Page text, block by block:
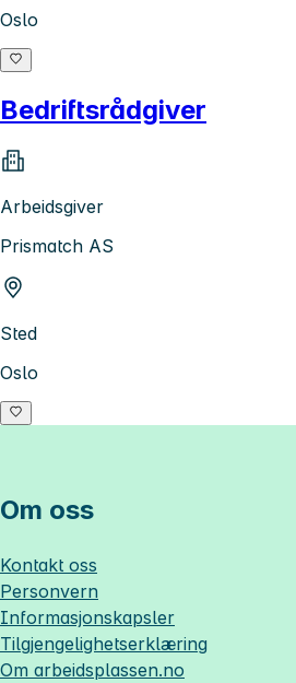
Oslo
Bedriftsrådgiver
Arbeidsgiver
Prismatch AS
Sted
Oslo
Om oss
Kontakt oss
Personvern
Informasjonskapsler
Tilgjengelighetserklæring
Om arbeidsplassen.no